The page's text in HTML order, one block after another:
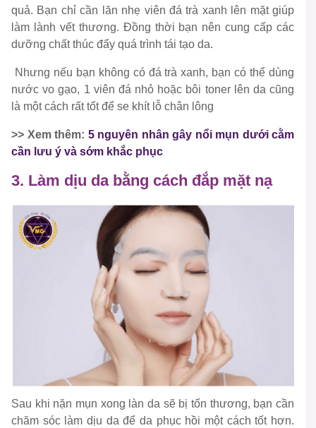
quả. Bạn chỉ cần lăn nhẹ viên đá trà xanh lên mặt giúp
làm lành vết thương. Đồng thời bạn nên cung cấp các
dưỡng chất thúc đẩy quá trình tái tạo da.
Nhưng nếu bạn không có đá trà xanh, bạn có thể dùng
nước vo gạo, 1 viên đá nhỏ hoặc bôi toner lên da cũng
là một cách rất tốt để se khít lỗ chân lông
>> Xem thêm: 5 nguyên nhân gây nổi mụn dưới cằm
cần lưu ý và sớm khắc phục
3. Làm dịu da bằng cách đắp mặt nạ
Sau khi nặn mụn xong làn da sẽ bị tổn thương, bạn cần
chăm sóc làm dịu da để da phục hồi một cách tốt hơn.